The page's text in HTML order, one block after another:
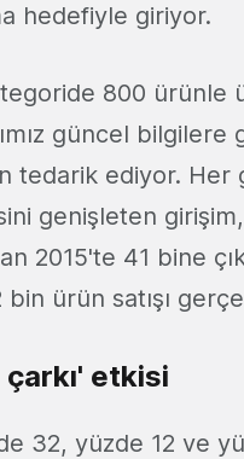
hedefiyle giriyor.
800 ürünle
güncel
tedarik ediyor.
genişleten girişim,
2015'te 41 bine
ürün satışı
çarkı' etkisi
32, yüzde 12 ve